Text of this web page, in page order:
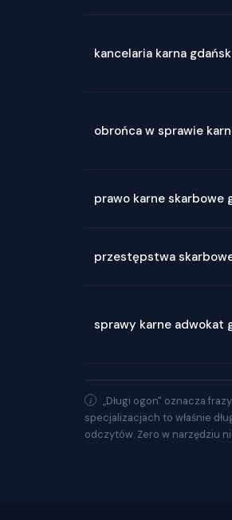
kancelaria karna gdańsk
obrońca w sprawie
prawo karne skarbowe
przestępstwa
sprawy karne adwokat
„Długi ogon" oznacza
specjalizacjach to właśnie
odczytów. Zero w narzędziu